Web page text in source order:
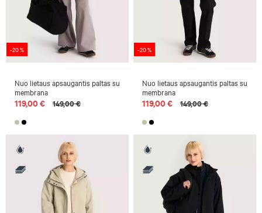
-20 %
Nuo lietaus apsaugantis paltas su
membrana
119,00 € 149,00 €
-20 %
Nuo lietaus apsaugantis paltas su
membrana
119,00 € 149,00 €